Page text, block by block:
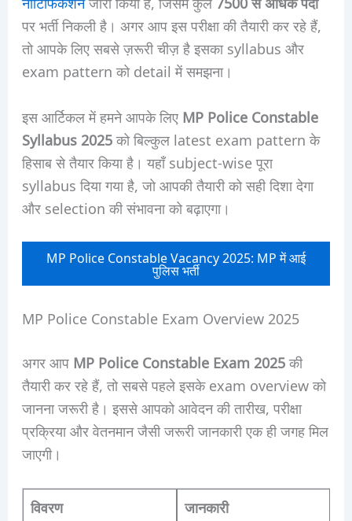
पर भर्ती निकली है। अगर आप इस परीक्षा की तैयारी कर रहे हैं,
तो आपके लिए सबसे ज़रूरी चीज़ है इसका syllabus और
exam pattern को detail में समझना।
इस आर्टिकल में हमने आपके लिए MP Police Constable
Syllabus 2025को बिल्कुल latest exam pattern के
हिसाब से तैयार किया है। यहाँ subject-wise पूरा
syllabus दिया गया है, जो आपकी तैयारी को सही दिशा देगा
और selection की संभावना को बढ़ाएगा।
MP Police Constable Vacancy 2025: MP में आई
पुलिस भर्ती
MP Police Constable Exam Overview 2025
अगर आप MP Police Constable Exam 2025की
तैयारी कर रहे हैं, तो सबसे पहले इसके exam overview को
जानना जरूरी है। इससे आपको आवेदन की तारीख, परीक्षा
प्रक्रिया और वेतनमान जैसी जरूरी जानकारी एक ही जगह मिल
जाएगी।
विवरण जानकारी